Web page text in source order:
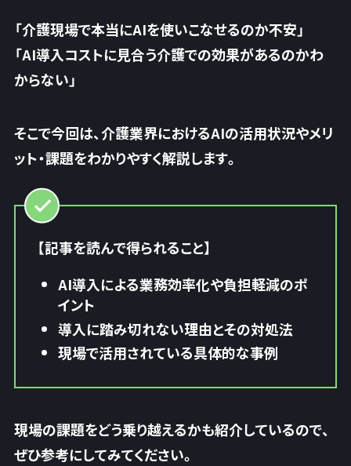
「介護現場で本当にAIを使いこなせるのか不安」
「AI導入コストに見合う介護での効果があるのかわ
からない」
そこで今回は、介護業界におけるAIの活用状況やメリ
ット・課題をわかりやすく解説します。
【記事を読んで得られること】
AI導入による業務効率化や負担軽減のポ
イント
導入に踏み切れない理由とその対処法
現場で活用されている具体的な事例
現場の課題をどう乗り越えるかも紹介しているので、
ぜひ参考にしてみてください。